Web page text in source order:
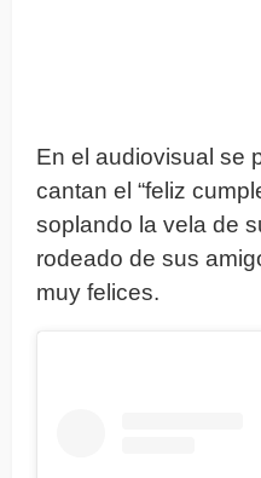
En el audiovisual se
cantan el “feliz
soplando la vela de
rodeado de sus
muy felices.